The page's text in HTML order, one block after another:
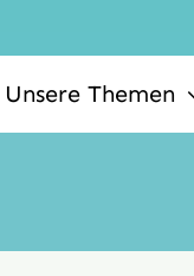
Unsere Themen